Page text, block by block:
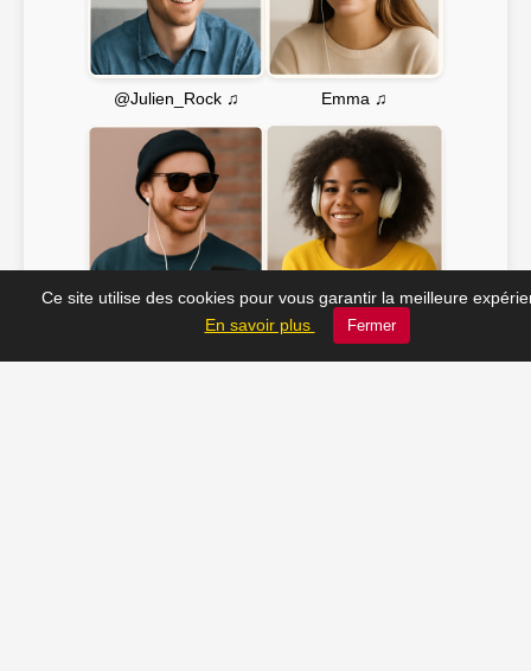
@Julien_Rock ♫ Emma ♫
JC_13 ♫ Soline ♫
Ce site utilise des cookies pour vous garantir la meilleure
En savoir plus
Fermer